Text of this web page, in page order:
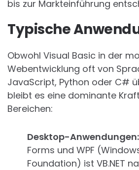
bis zur Markteinführung
Typische
Obwohl Visual Basic in der
Webentwicklung oft von
JavaScript, Python oder C#
bleibt es eine dominante
Bereichen:
Desktop-Anwendungen:
Forms und WPF
Foundation) ist VB.NET